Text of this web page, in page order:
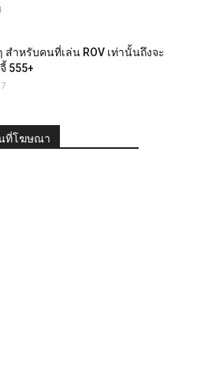
สำหรับคนที่เล่น ROV เท่านั้นถึงจะ
555+
ที่โฆษณา